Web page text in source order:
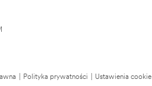
Polityka prywatności
Ustawienia cookie